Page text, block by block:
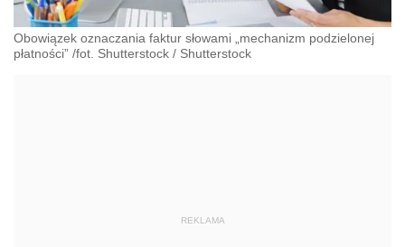
Obowiązek oznaczania faktur słowami „mechanizm podzielonej
płatności” /fot. Shutterstock / Shutterstock